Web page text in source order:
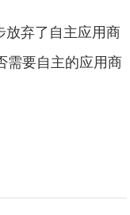
放弃了自主应用商
需要自主的应用商